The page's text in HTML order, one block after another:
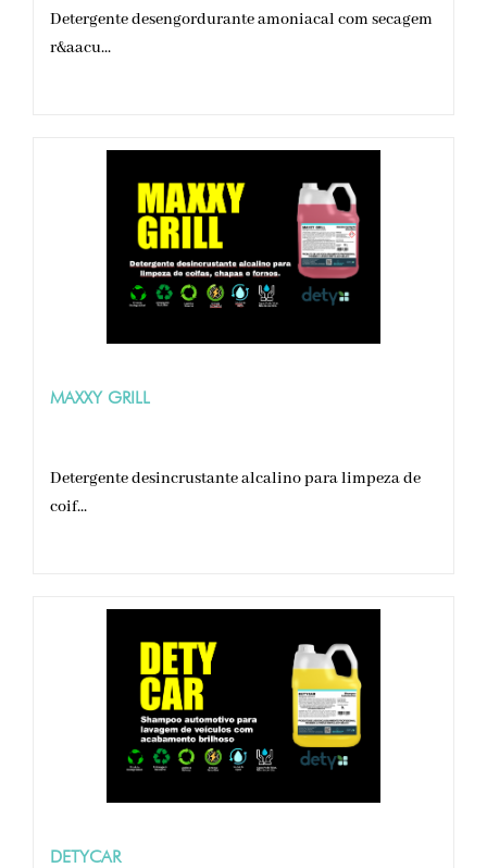
Detergente desengordurante amoniacal com secagem
r&aacu...
MAXXY GRILL
Detergente desincrustante alcalino para limpeza de
coif...
DETYCAR